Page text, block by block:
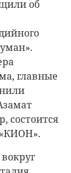
об
главные
состоится